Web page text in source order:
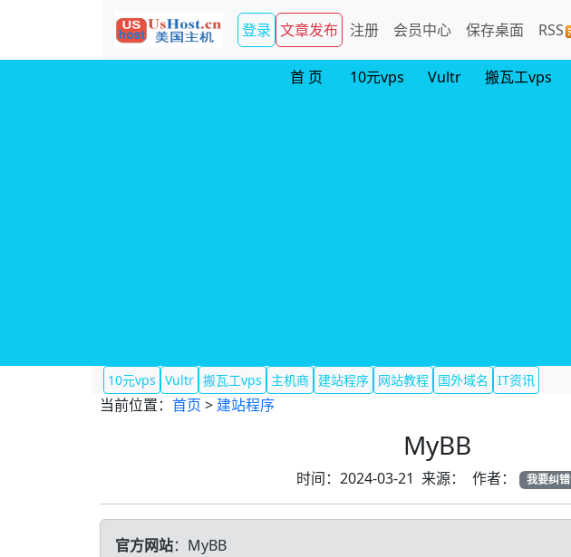
登录 文章发布 注册 会员中心 保存桌面 RSS
首 页 10元vps Vultr 搬瓦工vps
10元vps Vultr 搬瓦工vps 主机商 建站程序 网站教程 国外域名 IT资讯
当前位置： 首页 > 建站程序
MyBB
时间：2024-03-21 来源： 作者： 我要纠错
官方网站：MyBB